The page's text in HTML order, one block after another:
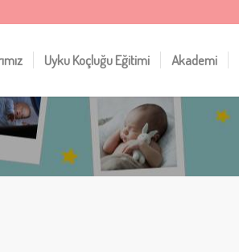
Uyku Koçluğu Eğitimi Akademi